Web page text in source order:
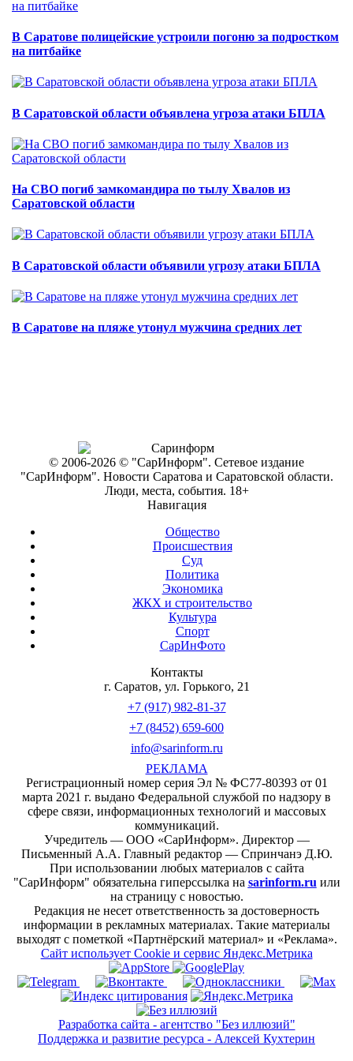
В Саратове полицейские устроили погоню за подростком
на питбайке
В Саратовской области объявлена угроза атаки БПЛА
На СВО погиб замкомандира по тылу Хвалов из
Саратовской области
В Саратовской области объявили угрозу атаки БПЛА
В Саратове на пляже утонул мужчина средних лет
© 2006-2026 © "СарИнформ". Сетевое издание
"СарИнформ". Новости Саратова и Саратовской области.
Люди, места, события. 18+
Навигация
Общество
Происшествия
Суд
Политика
Экономика
ЖКХ и строительство
Культура
Спорт
СарИнФото
Контакты
г. Саратов, ул. Горького, 21
+7 (917) 982-81-37
+7 (8452) 659-600
info@sarinform.ru
РЕКЛАМА
Регистрационный номер серия Эл № ФС77-80393 от 01
марта 2021 г. выдано Федеральной службой по надзору в
сфере связи, информационных технологий и массовых
коммуникаций.
Учредитель — ООО «СарИнформ». Директор —
Письменный А.А. Главный редактор — Спринчанэ Д.Ю.
При использовании любых материалов с сайта
"СарИнформ" обязательна гиперссылка на sarinform.ru или
на страницу с новостью.
Редакция не несет ответственность за достоверность
информации в рекламных материалах. Такие материалы
выходят с пометкой «Партнёрский материал» и «Реклама».
Сайт использует Cookie и сервиc Яндекс.Метрика
Разработка сайта - агентство "Без иллюзий"
Поддержка и развитие ресурса - Алексей Кухтерин